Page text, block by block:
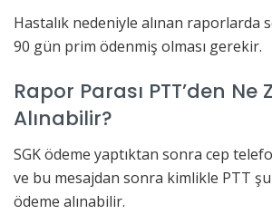
Hastalık nedeniyle alınan raporlarda
90 gün prim ödenmiş olması gerekir.
Rapor Parası PTT’den Ne
Alınabilir?
SGK ödeme yaptıktan sonra cep
ve bu mesajdan sonra kimlikle PTT
ödeme alınabilir.